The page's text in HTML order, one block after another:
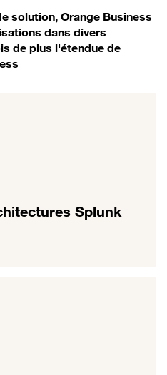
solution, Orange Business
dans divers
de plus l'étendue de
Splunk